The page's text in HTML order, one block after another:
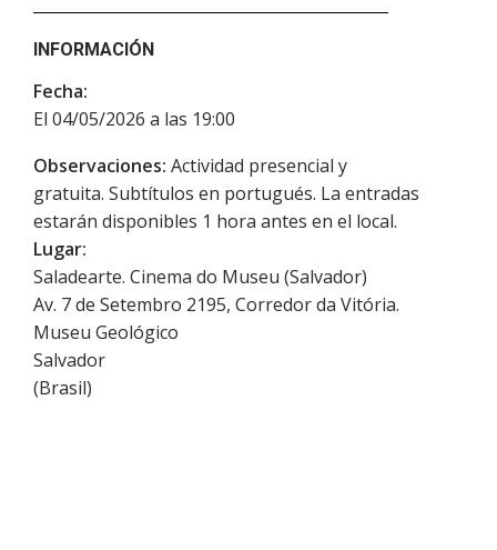
INFORMACIÓN
Fecha:
El 04/05/2026 a las 19:00
Observaciones: Actividad presencial y
gratuita. Subtítulos en portugués. La entradas
estarán disponibles 1 hora antes en el local.
Lugar:
Saladearte. Cinema do Museu (Salvador)
Av. 7 de Setembro 2195, Corredor da Vitória.
Museu Geológico
Salvador
(Brasil)